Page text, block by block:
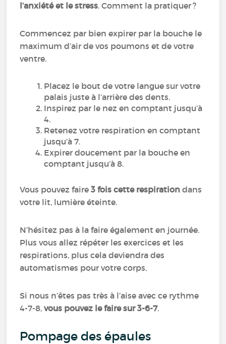
l’anxiété et le stress. Comment la pratiquer ?
Commencez par bien expirer par la bouche le
maximum d’air de vos poumons et de votre
ventre.
Placez le bout de votre langue sur votre
palais juste à l’arrière des dents.
Inspirez par le nez en comptant jusqu’à
4.
Retenez votre respiration en comptant
jusqu’à 7.
Expirer doucement par la bouche en
comptant jusqu’à 8.
Vous pouvez faire3 fois cette respiration dans
votre lit, lumière éteinte.
N’hésitez pas à la faire également en journée.
Plus vous allez répéter les exercices et les
respirations, plus cela deviendra des
automatismes pour votre corps.
Si nous n’êtes pas très à l’aise avec ce rythme
4-7-8,vous pouvez le faire sur 3-6-7.
Pompage des épaules